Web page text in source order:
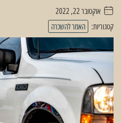
. . . . .אוקטובר 22, 2022
קטגוריות: האמר להשכרה